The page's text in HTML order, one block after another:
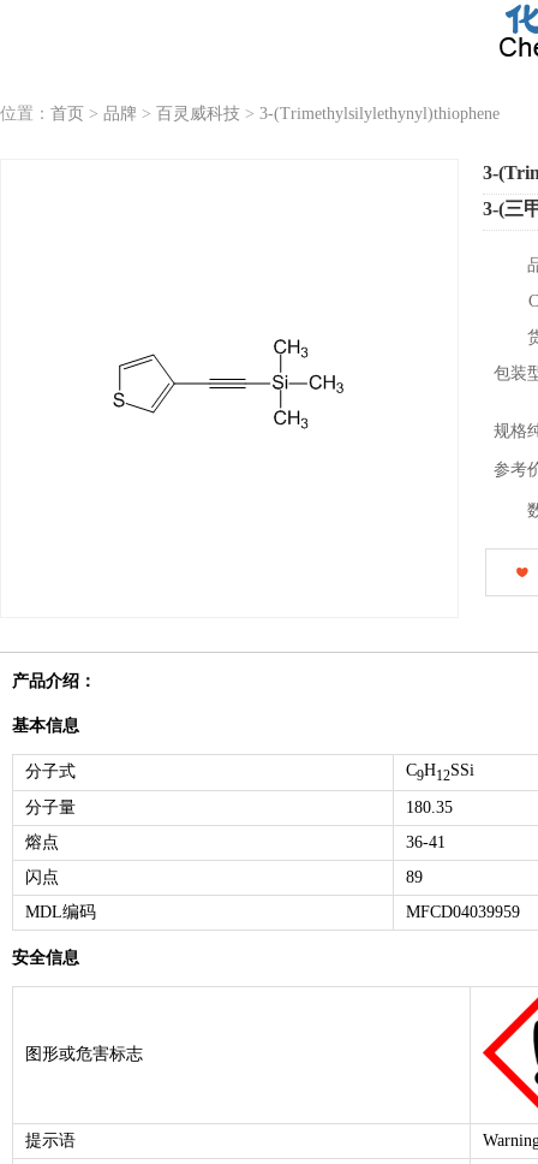
位置： 首页 > 品牌 > 百灵威科技 > 3-(Trimethylsilylethynyl)thiophene
3-
3-(三
包装
规格
参考
产品介绍：
基本信息
分子式 C9H12SSi
分子量
180.35
熔点
36-41
闪点
89
MDL编码
MFCD04039959
安全信息
图形或危害标志
提示语